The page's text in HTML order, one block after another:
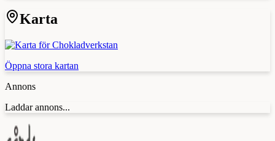
Karta
Öppna stora kartan
Annons
Laddar annons...